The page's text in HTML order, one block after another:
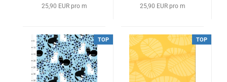
25,90 EUR pro m 25,90 EUR pro m
TOP TOP